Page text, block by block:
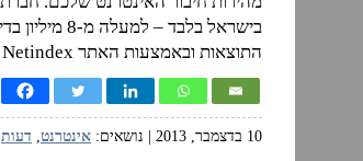
התוצאות ובאמצעות האתר Netindex הופכת אותן לטבלאות וגרפים […]
10 בדצמבר, 2013 | נושאים: אינטרנט דעות